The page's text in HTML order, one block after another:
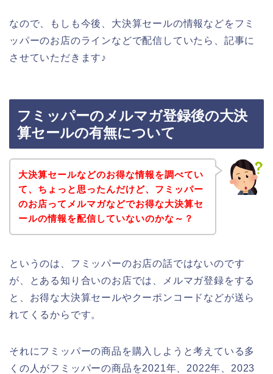
なので、もしも今後、大決算セールの情報などをフミ
ッパーのお店のラインなどで配信していたら、記事に
させていただきます♪
フミッパーのメルマガ登録後の大決
算セールの有無について
大決算セールなどのお得な情報を調べてい
て、ちょっと思ったんだけど、フミッパー
のお店ってメルマガなどでお得な大決算セ
ールの情報を配信していないのかな～？
というのは、フミッパーのお店の話ではないのです
が、とある知り合いのお店では、メルマガ登録をする
と、お得な大決算セールやクーポンコードなどが送ら
れてくるからです。
それにフミッパーの商品を購入しようと考えている多
くの人がフミッパーの商品を2021年、2022年、2023